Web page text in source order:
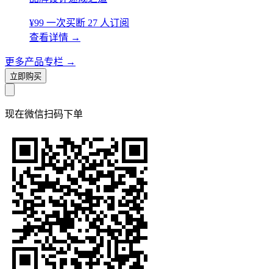
¥99 一次买断 27 人订阅
查看详情 →
更多产品专栏 →
立即购买
现在微信扫码下单